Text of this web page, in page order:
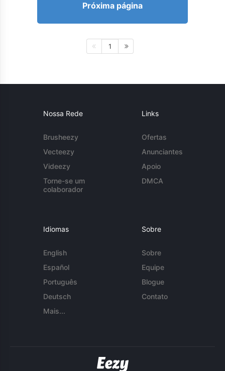
Próxima página
1
Nossa Rede
Brusheezy
Vecteezy
Videezy
Torne-se um
colaborador
Links
Ofertas
Anunciantes
Apoio
DMCA
Idiomas
English
Español
Português
Deutsch
Mais...
Sobre
Sobre
Equipe
Blogue
Contato